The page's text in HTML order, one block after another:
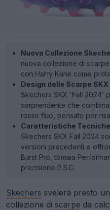
Nuova Collezione
nuova collezione di
con Harry Kane come
Design delle Scarpe
Skechers SKX 'Fall 2024'
sorprendente che
rosso fluo, pensato per
Caratteristiche
Skechers SKX Fall 2024
versioni precedenti e
Burst Pro, tomaia
precisione P.S.C.
Skechers svelerà presto
collezione di scarpe da